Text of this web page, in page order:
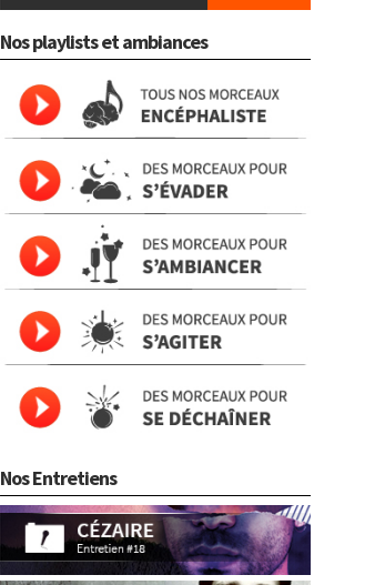
Nos playlists et ambiances
Nos Entretiens